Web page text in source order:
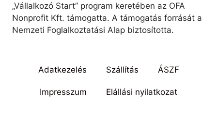
„Vállalkozó Start” program keretében az OFA
Nonprofit Kft. támogatta. A támogatás forrását a
Nemzeti Foglalkoztatási Alap biztosította.
Adatkezelés Szállítás ÁSZF
Impresszum Elállási nyilatkozat